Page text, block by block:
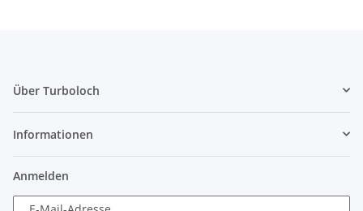
Über Turboloch
Informationen
Anmelden